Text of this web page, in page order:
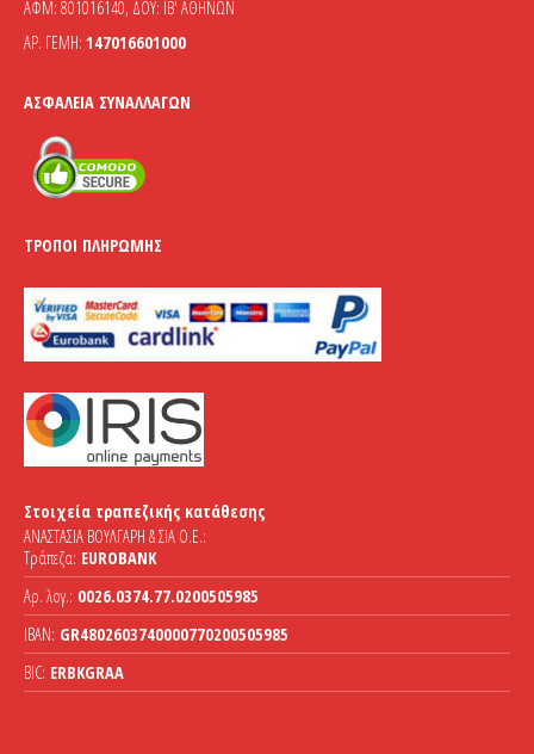
ΑΦΜ: 801016140, ΔΟΥ: ΙΒ' ΑΘΗΝΩΝ
ΑΡ. ΓΕΜΗ: 147016601000
ΑΣΦΆΛΕΙΑ ΣΥΝΑΛΛΑΓΏΝ
ΤΡΌΠΟΙ ΠΛΗΡΩΜΉΣ
Στοιχεία τραπεζικής κατάθεσης
ΑΝΑΣΤΑΣΙΑ ΒΟΥΛΓΑΡΗ & ΣΙΑ Ο.Ε.:
Τράπεζα: EUROBANK
Αρ. λογ.: 0026.0374.77.0200505985
IBAN: GR4802603740000770200505985
BIC: ERBKGRAA